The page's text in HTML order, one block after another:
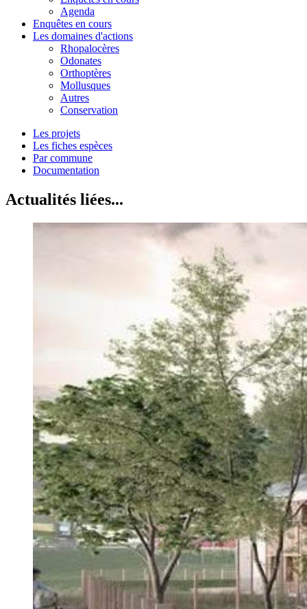
Agenda
Enquêtes en cours
Les domaines d'actions
Rhopalocères
Odonates
Orthoptères
Mollusques
Autres
Conservation
Les projets
Les fiches espèces
Par commune
Documentation
Actualités liées...